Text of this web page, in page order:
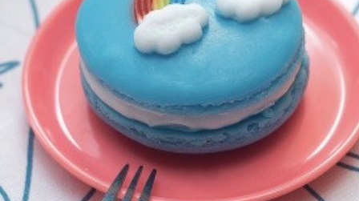
한
세
계
로
의
여
ㅣ